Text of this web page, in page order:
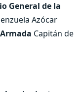
General de la
Azócar
Capitán de